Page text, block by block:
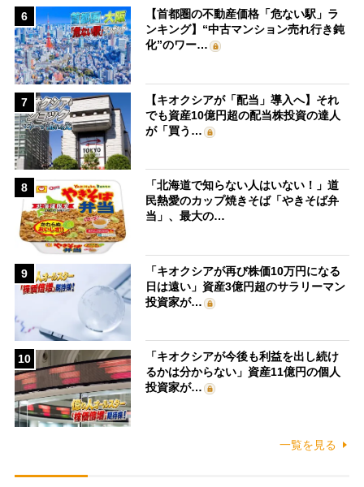
6
【首都圏の不動産価格「危ない駅」ラ
ンキング】“中古マンション売れ行き鈍
化”のワー…
7
【キオクシアが「配当」導入へ】それ
でも資産10億円超の配当株投資の達人
が「買う…
8
「北海道で知らない人はいない！」道
民熱愛のカップ焼きそば「やきそば弁
当」、最大の…
9
「キオクシアが再び株価10万円になる
日は遠い」資産3億円超のサラリーマン
投資家が…
10
「キオクシアが今後も利益を出し続け
るかは分からない」資産11億円の個人
投資家が…
一覧を見る